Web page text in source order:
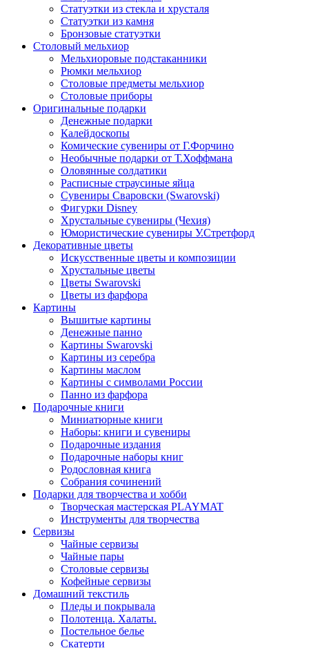
Статуэтки из стекла и хрусталя
Статуэтки из камня
Бронзовые статуэтки
Столовый мельхиор
Мельхиоровые подстаканники
Рюмки мельхиор
Столовые предметы мельхиор
Столовые приборы
Оригинальные подарки
Денежные подарки
Калейдоскопы
Комические сувениры от Г.Форчино
Необычные подарки от Т.Хоффмана
Оловянные солдатики
Расписные страусиные яйца
Сувениры Сваровски (Swarovski)
Фигурки Disney
Хрустальные сувениры (Чехия)
Юмористические сувениры У.Стретфорд
Декоративные цветы
Искусственные цветы и композиции
Хрустальные цветы
Цветы Swarovski
Цветы из фарфора
Картины
Вышитые картины
Денежные панно
Картины Swarovski
Картины из серебра
Картины маслом
Картины с символами России
Панно из фарфора
Подарочные книги
Миниатюрные книги
Наборы: книги и сувениры
Подарочные издания
Подарочные наборы книг
Родословная книга
Собрания сочинений
Подарки для творчества и хобби
Творческая мастерская PLAYMAT
Инструменты для творчества
Cервизы
Чайные сервизы
Чайные пары
Столовые сервизы
Кофейные сервизы
Домашний текстиль
Пледы и покрывала
Полотенца. Халаты.
Постельное белье
Скатерти